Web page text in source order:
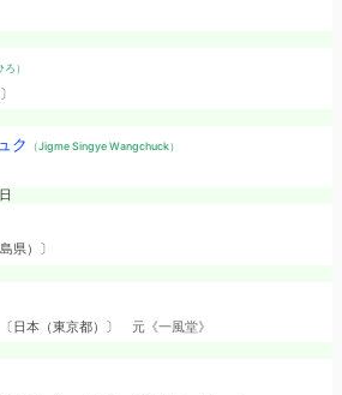
）
ク （Jigme Singye Wangchuck）
県）〕
〔日本（東京都）〕 元《一風堂》